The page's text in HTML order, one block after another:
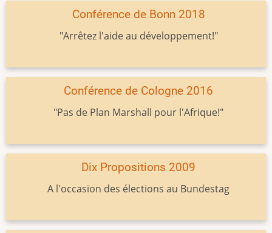
Conférence de Bonn 2018
"Arrêtez l'aide au développement!"
Conférence de Cologne 2016
"Pas de Plan Marshall pour l'Afrique!"
Dix Propositions 2009
A l'occasion des élections au Bundestag